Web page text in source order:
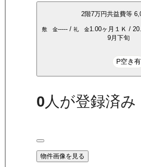
2階7万円共益費等
敷 金----- / 礼 金1.00ヶ月 １Ｋ /
9月下旬
P空き有
0 人が登録済み
物件画像を見る